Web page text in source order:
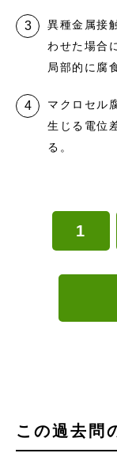
異種金属接
わせた場合
局部的に腐
マクロセル
生じる電位
る。
1
この過去問